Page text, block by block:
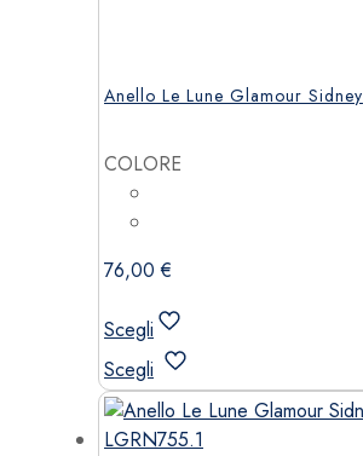
Anello Le Lune Glamour Sidney
COLORE
76,00€
Scegli
Scegli Questo
prodotto
ha
più